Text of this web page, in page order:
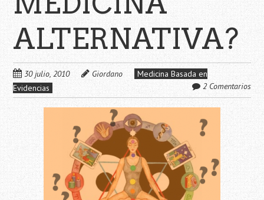
ALTERNATIVA?
30 julio, 2010 Giordano
Medicina Basada en
Evidencias
2 Comentarios